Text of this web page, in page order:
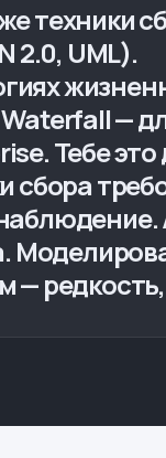
техники
2.0, UML).
—
Тебе это
сбора
—